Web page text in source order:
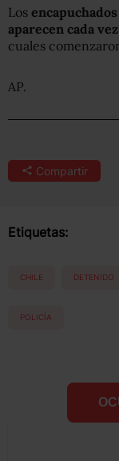
Los encapuchados
aparecen cada
cuales
AP.
Compartir
Etiquetas:
CHILE DETENIDO
POLICÍA